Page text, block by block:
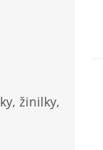
žinilky,